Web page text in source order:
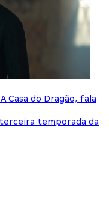
Casa do Dragão, fala
temporada da